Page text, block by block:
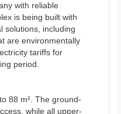
with reliable
is being built with
solutions, including
are environmentally
tariffs for
period.
88 m². The ground-
while all upper-